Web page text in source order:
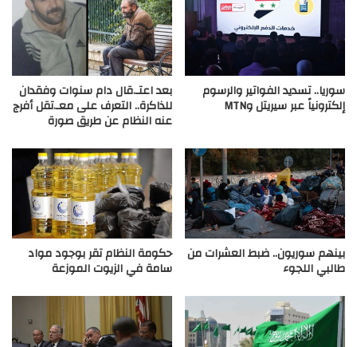
سوريا.. تسديد الفواتير والرسوم
إلكترونياً عبر سيريتل وMTN
بعد اعتـ.قال دام سنوات وفقدان
للذاكرة.. التعرف على معـ.تقل أفرج
عنه النظام عن طريق صورة
بينهم سوريون.. ضبط العشرات من
طالبي اللجوء
حكومة النظام تقر بوجود مواد
سامة في الزيوت الموزعة